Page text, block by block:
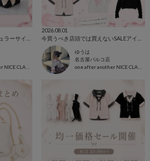
one after another NICE CLAUP
2026.08.01
ゆうは
名古屋パルコ店
one after another NICE CLAUP